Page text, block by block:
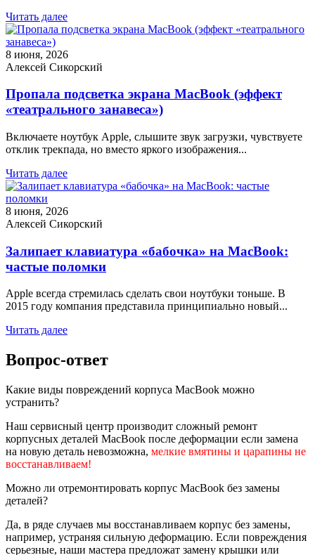
Читать далее
8 июня, 2026
Алексей Сикорский
Пропала подсветка экрана MacBook (эффект
«театрального занавеса»)
Включаете ноутбук Apple, слышите звук загрузки, чувствуете
отклик трекпада, но вместо яркого изображения...
Читать далее
8 июня, 2026
Алексей Сикорский
Залипает клавиатура «бабочка» на MacBook:
частые поломки
Apple всегда стремилась сделать свои ноутбуки тоньше. В
2015 году компания представила принципиально новый...
Читать далее
Вопрос-ответ
Какие виды повреждений корпуса MacBook можно
устранить?
Наш сервисный центр производит сложный ремонт
корпусных деталей MacBook после деформации если замена
на новую деталь невозможна, мелкие вмятины и царапины не
восстанавливаем!
Можно ли отремонтировать корпус MacBook без замены
деталей?
Да, в ряде случаев мы восстанавливаем корпус без замены,
например, устраняя сильную деформацию. Если повреждения
серьезные, наши мастера предложат замену крышки или